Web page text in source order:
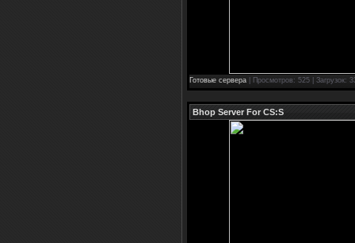
Готовые сервера | Просмотров: 525 | Загрузок:
Bhop Server For CS:S